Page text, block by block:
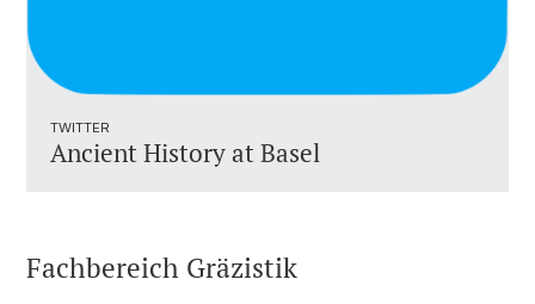
TWITTER
Ancient History at Basel
Fachbereich Gräzistik